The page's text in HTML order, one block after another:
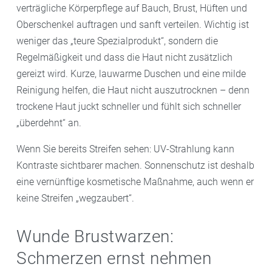
verträgliche Körperpflege auf Bauch, Brust, Hüften und
Oberschenkel auftragen und sanft verteilen. Wichtig ist
weniger das „teure Spezialprodukt“, sondern die
Regelmäßigkeit und dass die Haut nicht zusätzlich
gereizt wird. Kurze, lauwarme Duschen und eine milde
Reinigung helfen, die Haut nicht auszutrocknen – denn
trockene Haut juckt schneller und fühlt sich schneller
„überdehnt“ an.
Wenn Sie bereits Streifen sehen: UV-Strahlung kann
Kontraste sichtbarer machen. Sonnenschutz ist deshalb
eine vernünftige kosmetische Maßnahme, auch wenn er
keine Streifen „wegzaubert“.
Wunde Brustwarzen:
Schmerzen ernst nehmen